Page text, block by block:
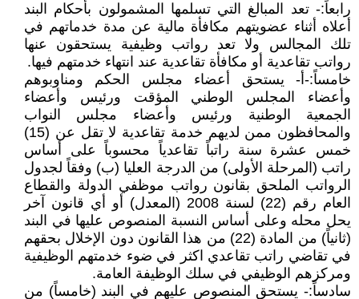
رابعاً:- تعد المبالغ التي تسلمها المشمولون بأحكام البند
أعلاه أثناء عضويتهم مكافأة مالية عن مدة خدماتهم في
تلك المجالس ولا تعد رواتب وظيفية يستحقون عنها
رواتب تقاعدية أو مكافأة تقاعدية عند انتهاء خدمتهم فيها.
خامساً:-أ- يستحق أعضاء مجلس الحكم ومناوبوهم
وأعضاء المجلس الوطني المؤقت ورئيس وأعضاء
الجمعية الوطنية ورئيس وأعضاء مجلس النواب
والمحافظون ممن لديهم خدمة تقاعدية لا تقل عن (15)
خمس عشرة سنة راتباً تقاعدياً محسوباً على أساس
راتب (المرحلة الأولى) من الدرجة العليا (ب) وفقاً لجدول
الرواتب الملحق بقانون رواتب موظفي الدولة والقطاع
العام رقم (22) لسنة 2008 (المعدل) أو أي قانون آخر
يحل محله وعلى أساس النسبة المنصوص عليها في البند
(ثانياً) من المادة (22) من هذا القانون دون الإخلال بحقهم
في تقاضي راتب تقاعدي اكثر في ضوء خدمتهم الوظيفية
ومركزهم الوظيفي في سلك الوظيفة العامة.
سادساً:- يستحق المنصوص عليهم في البند (خامساً) من